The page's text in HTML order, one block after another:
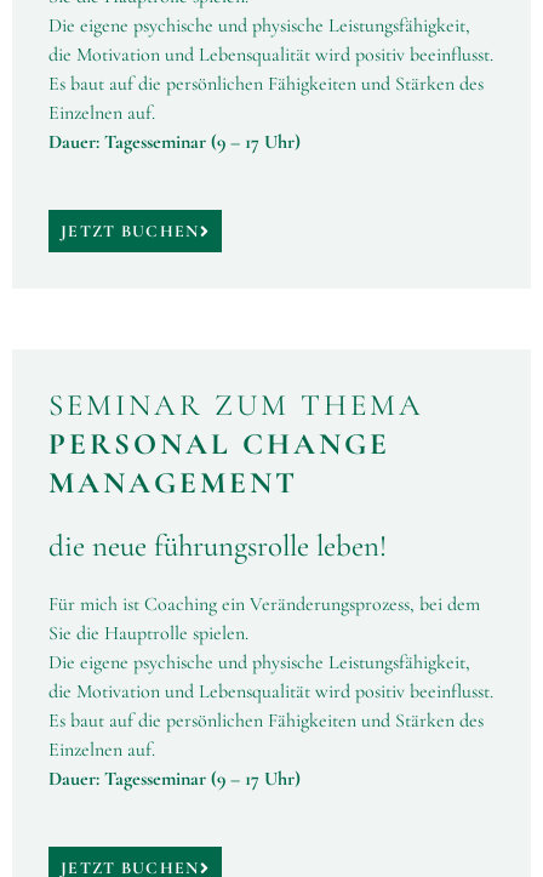
Die eigene psychische und physische Leistungsfähigkeit,
die Motivation und Lebensqualität wird positiv beeinflusst.
Es baut auf die persönlichen Fähigkeiten und Stärken des
Einzelnen auf.
Dauer: Tagesseminar (9 – 17 Uhr)
JETZT BUCHEN
SEMINAR ZUM THEMA
PERSONAL CHANGE
MANAGEMENT
die neue führungsrolle leben!
Für mich ist Coaching ein Veränderungsprozess, bei dem
Sie die Hauptrolle spielen.
Die eigene psychische und physische Leistungsfähigkeit,
die Motivation und Lebensqualität wird positiv beeinflusst.
Es baut auf die persönlichen Fähigkeiten und Stärken des
Einzelnen auf.
Dauer: Tagesseminar (9 – 17 Uhr)
JETZT BUCHEN